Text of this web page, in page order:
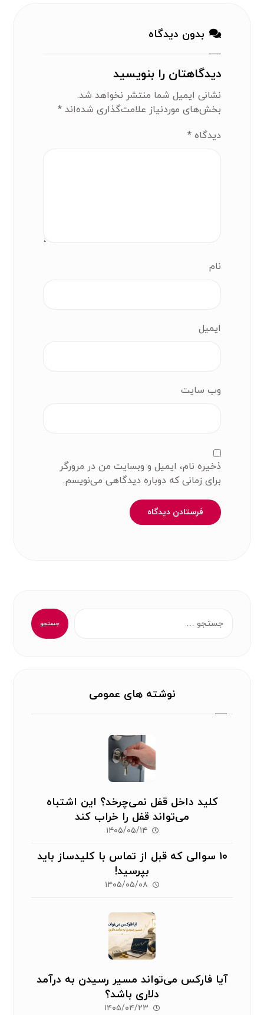
بدون دیدگاه
دیدگاهتان را بنویسید
نشانی ایمیل شما منتشر نخواهد شد.
بخش‌های موردنیاز علامت‌گذاری شده‌اند*
دیدگاه*
نام
ایمیل
وب‌ سایت
ذخیره نام، ایمیل و وبسایت من در مرورگر
برای زمانی که دوباره دیدگاهی می‌نویسم.
فرستادن دیدگاه
جستجو
نوشته های عمومی
کلید داخل قفل نمی‌چرخد؟ این اشتباه
می‌تواند قفل را خراب کند
۱۴۰۵/۰۵/۱۴
۱۰ سوالی که قبل از تماس با کلیدساز باید
بپرسید!
۱۴۰۵/۰۵/۰۸
آیا فارکس می‌تواند مسیر رسیدن به درآمد
دلاری باشد؟
۱۴۰۵/۰۴/۲۳